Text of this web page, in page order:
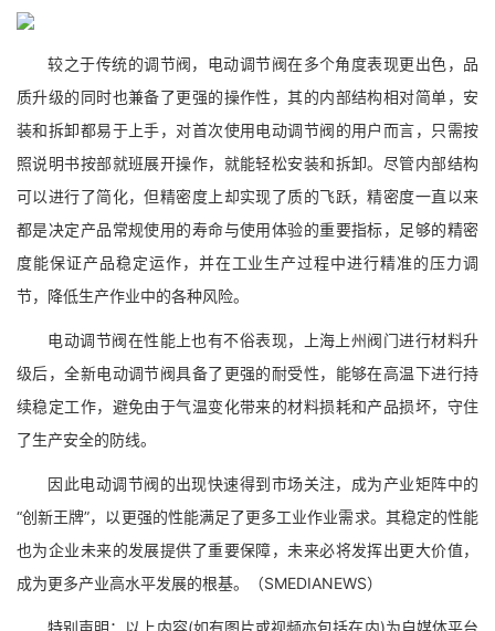
较之于传统的调节阀，电动调节阀在多个角度表现更出色，品
质升级的同时也兼备了更强的操作性，其的内部结构相对简单，安
装和拆卸都易于上手，对首次使用电动调节阀的用户而言，只需按
照说明书按部就班展开操作，就能轻松安装和拆卸。尽管内部结构
可以进行了简化，但精密度上却实现了质的飞跃，精密度一直以来
都是决定产品常规使用的寿命与使用体验的重要指标，足够的精密
度能保证产品稳定运作，并在工业生产过程中进行精准的压力调
节，降低生产作业中的各种风险。
电动调节阀在性能上也有不俗表现，上海上州阀门进行材料升
级后，全新电动调节阀具备了更强的耐受性，能够在高温下进行持
续稳定工作，避免由于气温变化带来的材料损耗和产品损坏，守住
了生产安全的防线。
因此电动调节阀的出现快速得到市场关注，成为产业矩阵中的
“创新王牌”，以更强的性能满足了更多工业作业需求。其稳定的性能
也为企业未来的发展提供了重要保障，未来必将发挥出更大价值，
成为更多产业高水平发展的根基。（SMEDIANEWS）
特别声明：以上内容(如有图片或视频亦包括在内)为自媒体平台